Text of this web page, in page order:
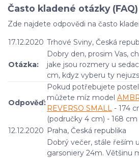
Často kladené otázky (FAQ)
Zde najdete odpovědi na často
17.12.2020 Trhové Sviny, Česká
Otázka:
Dobry den, prosim Vas,
jake jsou rozmery u
cm, kdyz vyberu ty
Odpověď:
Pokud potřebujete
můžete míz model
REVERSO SMALL - 174
(područky 4 cm) - 168 cm
12.12.2020 Praha, Česká republika
Dobrý večer, stále řeším
garsoniery 24m. Většinu